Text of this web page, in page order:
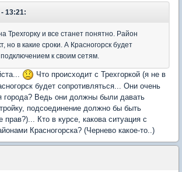
13:21:
Трехгорку и все станет понятно. Район
но в какие сроки. А Красногорск будет
к своим сетям.
Что происходит с Трехгоркой (я не в
будет сопротивляться... Они очень
города? Ведь они должны были давать
подсоединение должно бы быть
прав?)... Кто в курсе, какова ситуация с
Красногорска? (Чернево какое-то..)